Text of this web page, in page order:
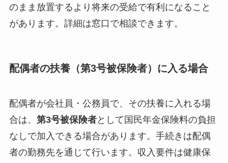
のまま放置するより将来の受給で有利になること
があります。詳細は窓口で相談できます。
配偶者の扶養（第3号被保険者）に入る場合
配偶者が会社員・公務員で、その扶養に入れる場
合は、 第3号被保険者として国民年金保険料の負担
なしで加入できる場合があります。手続きは配偶
者の勤務先を通じて行います。収入要件は健康保